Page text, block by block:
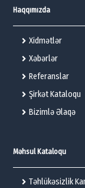
Haqqımızda
Xidmətlər
Xəbərlər
Referanslar
Şirkət Kataloqu
Bizimlə Əlaqə
Məhsul Kataloqu
Təhlükəsizlik